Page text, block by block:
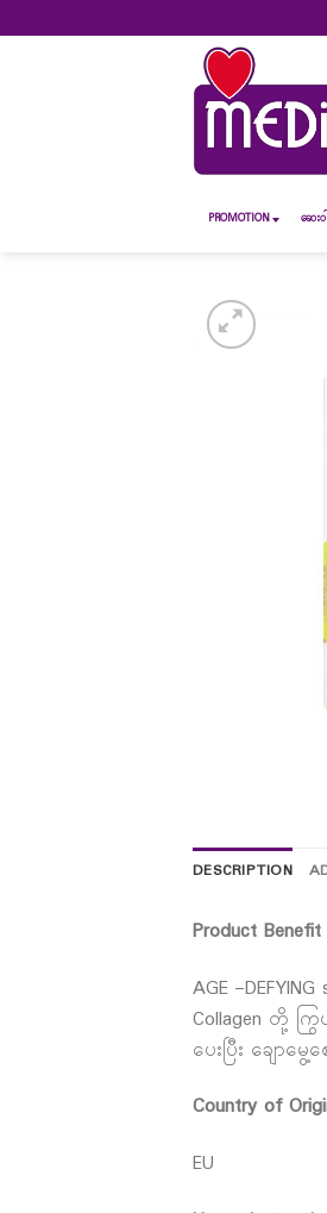
to
PROMOTION ဆေး၀
DESCRIPTION
Product Benefit
AGE
Collagen တို့ က
ပေးပြီး ချောမွ
Country of
EU